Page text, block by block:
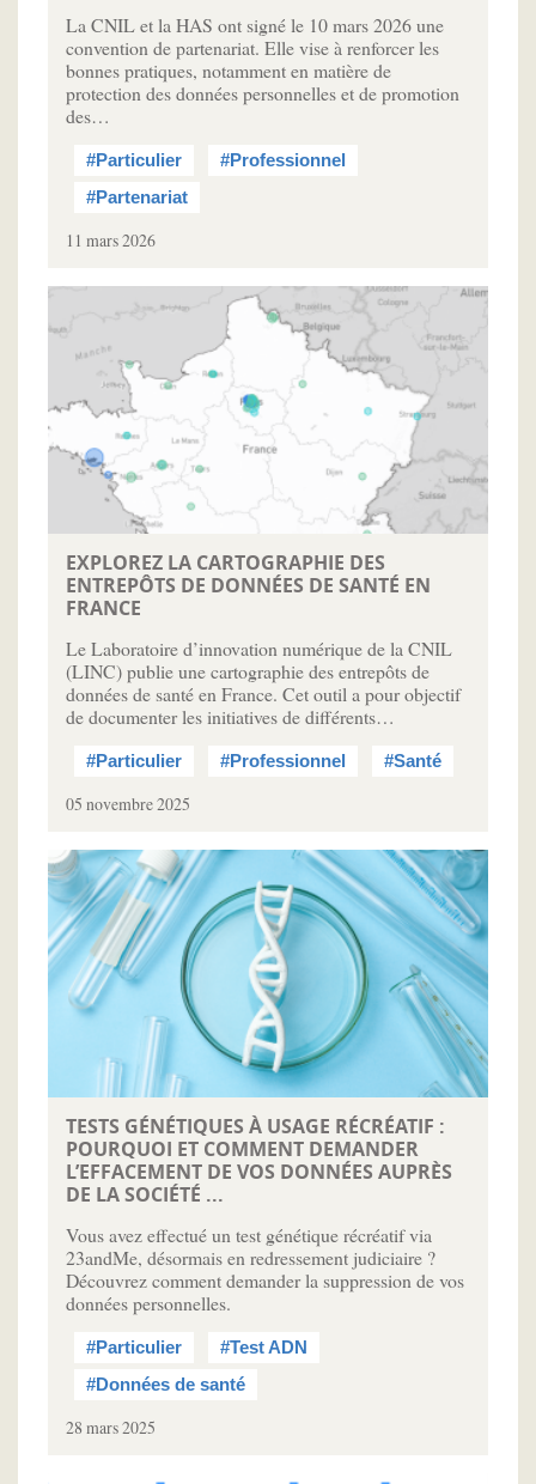
La CNIL et la HAS ont signé le 10 mars 2026 une
convention de partenariat. Elle vise à renforcer les
bonnes pratiques, notamment en matière de
protection des données personnelles et de promotion
des…
#Particulier
#Professionnel
#Partenariat
11 mars 2026
EXPLOREZ LA CARTOGRAPHIE DES
ENTREPÔTS DE DONNÉES DE SANTÉ EN
FRANCE
Le Laboratoire d’innovation numérique de la CNIL
(LINC) publie une cartographie des entrepôts de
données de santé en France. Cet outil a pour objectif
de documenter les initiatives de différents…
#Particulier #Professionnel #Santé
05 novembre 2025
TESTS GÉNÉTIQUES À USAGE RÉCRÉATIF :
POURQUOI ET COMMENT DEMANDER
L’EFFACEMENT DE VOS DONNÉES AUPRÈS
DE LA SOCIÉTÉ ...
Vous avez effectué un test génétique récréatif via
23andMe, désormais en redressement judiciaire ?
Découvrez comment demander la suppression de vos
données personnelles.
#Particulier
#Test ADN
#Données de santé
28 mars 2025